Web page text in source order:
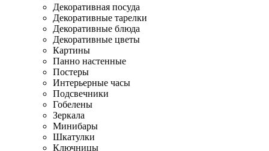
Декоративная посуда
Декоративные тарелки
Декоративные блюда
Декоративные цветы
Картины
Панно настенные
Постеры
Интерьерные часы
Подсвечники
Гобелены
Зеркала
Минибары
Шкатулки
Ключницы